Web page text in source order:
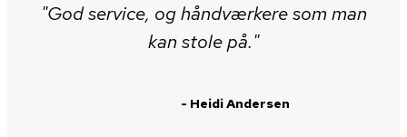
"​God service, og håndværkere som man
kan stole på."
- Heidi Andersen